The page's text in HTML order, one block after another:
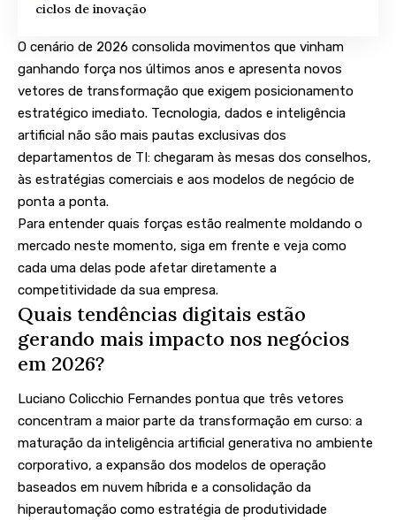
ciclos de inovação
O cenário de 2026 consolida movimentos que vinham
ganhando força nos últimos anos e apresenta novos
vetores de transformação que exigem posicionamento
estratégico imediato. Tecnologia, dados e inteligência
artificial não são mais pautas exclusivas dos
departamentos de TI: chegaram às mesas dos conselhos,
às estratégias comerciais e aos modelos de negócio de
ponta a ponta.
Para entender quais forças estão realmente moldando o
mercado neste momento, siga em frente e veja como
cada uma delas pode afetar diretamente a
competitividade da sua empresa.
Quais tendências digitais estão
gerando mais impacto nos negócios
em 2026?
Luciano Colicchio Fernandes pontua que três vetores
concentram a maior parte da transformação em curso: a
maturação da inteligência artificial generativa no ambiente
corporativo, a expansão dos modelos de operação
baseados em nuvem híbrida e a consolidação da
hiperautomação como estratégia de produtividade